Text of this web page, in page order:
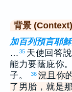
背景 (Context)
加百列預言耶
… 35 天使回答
能力要蔭庇你
子。
36 況且你
了男胎，就是